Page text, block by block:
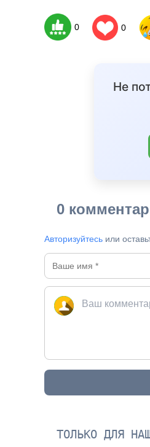
0 0
Не
0
Авторизуйтесь или
ТОЛЬКО ДЛЯ